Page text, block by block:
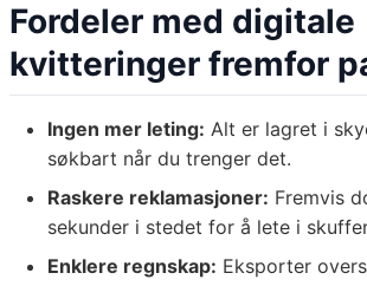
Fordeler med digitale
kvitteringer fremfor
Ingen mer leting: Alt er lagret i
søkbart når du trenger det.
Raskere reklamasjoner: Fremvis
sekunder i stedet for å lete i
Enklere regnskap: Eksporter